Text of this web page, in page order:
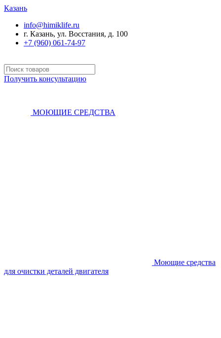
Казань
info@himiklife.ru
г. Казань, ул. Восстания, д. 100
+7 (960) 061-74-97
Получить консультацию
МОЮЩИЕ СРЕДСТВА
Моющие средства
для очистки деталей двигателя